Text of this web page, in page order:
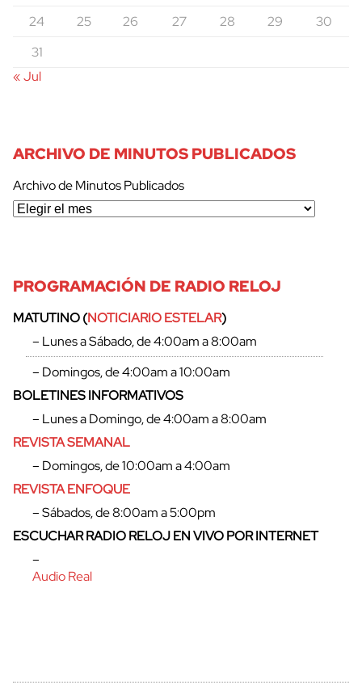
cerrar
24
25 26 27 28 29
30
31
« Jul
ARCHIVO DE MINUTOS PUBLICADOS
Archivo de Minutos Publicados
PROGRAMACIÓN DE RADIO RELOJ
MATUTINO (NOTICIARIO ESTELAR)
– Lunes a Sábado, de 4:00am a 8:00am
– Domingos, de 4:00am a 10:00am
BOLETINES INFORMATIVOS
– Lunes a Domingo, de 4:00am a 8:00am
REVISTA SEMANAL
– Domingos, de 10:00am a 4:00am
REVISTA ENFOQUE
– Sábados, de 8:00am a 5:00pm
ESCUCHAR RADIO RELOJ EN VIVO POR INTERNET
–
Audio Real